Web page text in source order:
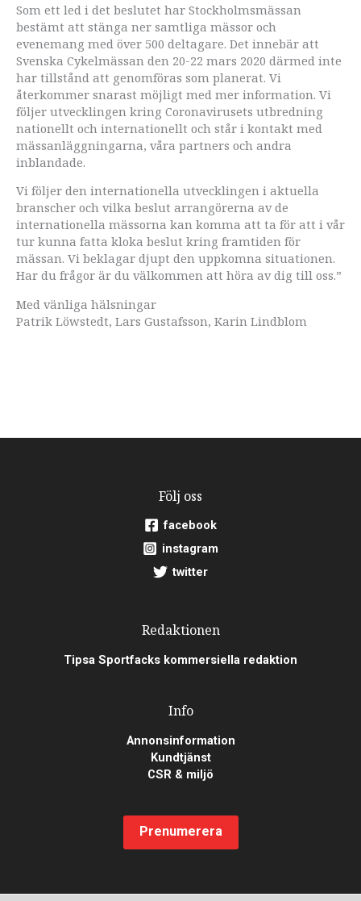
Som ett led i det beslutet har Stockholmsmässan
bestämt att stänga ner samtliga mässor och
evenemang med över 500 deltagare. Det innebär att
Svenska Cykelmässan den 20-22 mars 2020 därmed inte
har tillstånd att genomföras som planerat. Vi
återkommer snarast möjligt med mer information. Vi
följer utvecklingen kring Coronavirusets utbredning
nationellt och internationellt och står i kontakt med
mässanläggningarna, våra partners och andra
inblandade.
Vi följer den internationella utvecklingen i aktuella
branscher och vilka beslut arrangörerna av de
internationella mässorna kan komma att ta för att i vår
tur kunna fatta kloka beslut kring framtiden för
mässan. Vi beklagar djupt den uppkomna situationen.
Har du frågor är du välkommen att höra av dig till oss.”
Med vänliga hälsningar
Patrik Löwstedt, Lars Gustafsson, Karin Lindblom
Följ oss
facebook
instagram
twitter
Redaktionen
Tipsa Sportfacks kommersiella redaktion
Info
Annonsinformation
Kundtjänst
CSR & miljö
Prenumerera